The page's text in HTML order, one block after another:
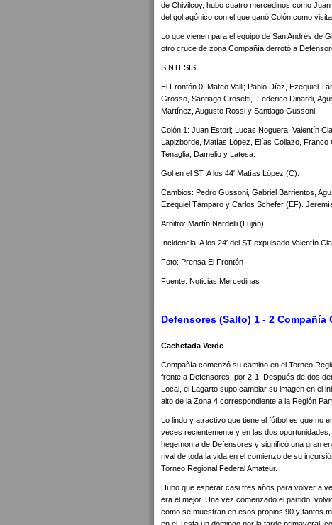
de Chivilcoy, hubo cuatro mercedinos como
del gol agónico con el que ganó Colón como
Lo que vienen para el equipo de San Andrés de
otro cruce de zona Compañía derrotó a
SINTESIS
El Frontón 0: Mateo Valli; Pablo Díaz, Ezequiel
Grosso, Santiago Crosetti, Federico Dinardi,
Martínez, Augusto Rossi y Santiago Gussoni.
Colón 1: Juan Estori; Lucas Noguera, Valentín
Lapizborde, Matías López, Elías Collazo, Franco
Tenaglia, Damelio y Latesa.
Gol en el ST: A los 44′ Matías López (C).
Cambios: Pedro Gussoni, Gabriel Barrientos,
Ezequiel Támparo y Carlos Schefer (EF).
Arbitro: Martín Nardelli (Luján).
Incidencia: A los 24′ del ST expulsado Valentín
Foto: Prensa El Frontón
Fuente: Noticias Mercedinas
Defensores (Salto) 1 - 2 Compañía
Cachetada Verde
Compañía comenzó su camino en el Torneo
frente a Defensores, por 2-1. Después de dos
Local, el Lagarto supo cambiar su imagen en el
alto de la Zona 4 correspondiente a la Región
Lo lindo y atractivo que tiene el fútbol es que no
veces recientemente y en las dos
hegemonía de Defensores y significó una gran
rival de toda la vida en el comienzo de su
Torneo Regional Federal Amateur.
Hubo que esperar casi tres años para volver a
era el mejor. Una vez comenzado el partido,
como se muestran en esos propios 90 y tantos